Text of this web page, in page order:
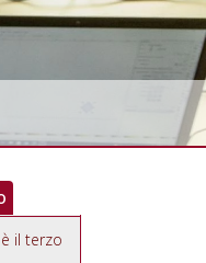
il terzo